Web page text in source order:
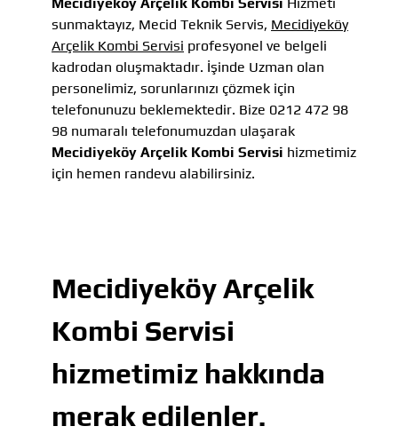
Mecidiyeköy Arçelik Kombi Servisi Hizmeti
sunmaktayız, Mecid Teknik Servis, Mecidiyeköy
Arçelik Kombi Servisi profesyonel ve belgeli
kadrodan oluşmaktadır. İşinde Uzman olan
personelimiz, sorunlarınızı çözmek için
telefonunuzu beklemektedir. Bize 0212 472 98
98 numaralı telefonumuzdan ulaşarak
Mecidiyeköy Arçelik Kombi Servisi hizmetimiz
için hemen randevu alabilirsiniz.
Mecidiyeköy Arçelik
Kombi Servisi
hizmetimiz hakkında
merak edilenler.